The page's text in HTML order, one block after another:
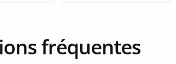
fréquentes